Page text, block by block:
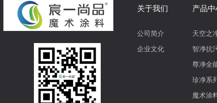
关于我们
公司简介
企业文化
产品
天空之
智净抗
尊净全
珍净系
魔术涂